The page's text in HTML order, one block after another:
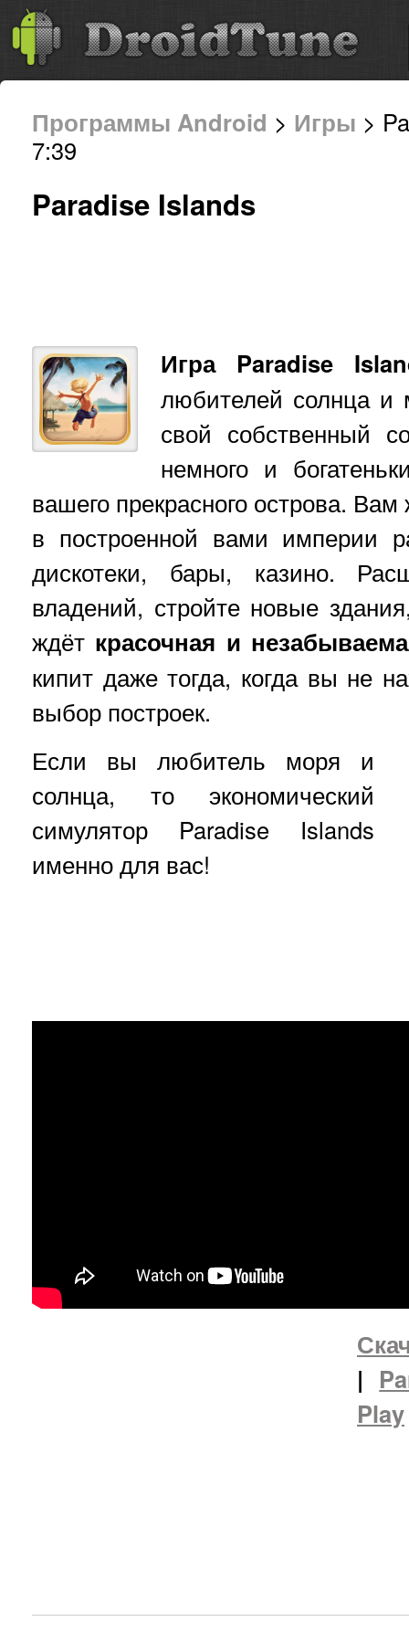
Программы Android > Игры >
7:39
Paradise Islands
Игра Paradise
любителей солнца и
свой собственный
немного и
вашего прекрасного острова.
в построенной вами империи
дискотеки, бары, казино.
владений, стройте новые
ждёт красочная и
кипит даже тогда, когда вы не
выбор построек.
Если вы любитель моря и
солнца, то экономический
симулятор Paradise Islands
именно для вас!
|
Play